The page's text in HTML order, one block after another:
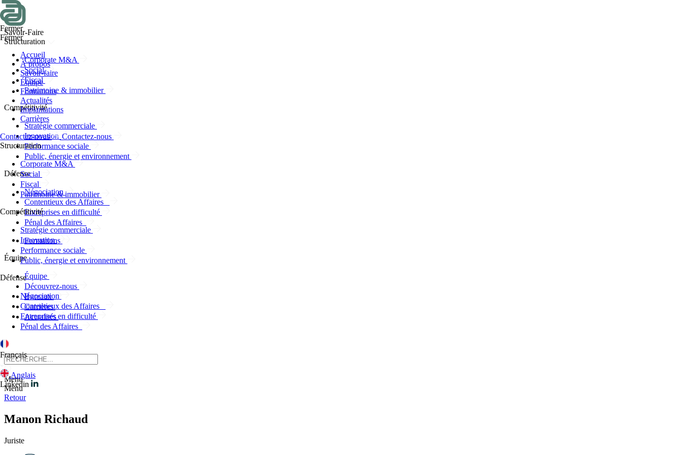
Savoir-Faire
Structuration
Corporate M&A
Social
Fiscal
Patrimoine & immobilier
Compétitivité
Stratégie commerciale
Innovation
Performance sociale
Public, énergie et environnement
Défense
Négociation
Contentieux des Affaires
Entreprises en difficulté
Pénal des Affaires
Formations
Équipe
Équipe
Découvrez-nous
Bureaux
Carrières
Actualités
Menu
Menu
Fermer
Fermer
Accueil
À propos
Savoir-faire
Équipe
Formations
Actualités
Implantations
Carrières
Contactez-nous
Contactez-nous
Structuration
Corporate M&A
Social
Fiscal
Patrimoine & immobilier
Compétitivité
Stratégie commerciale
Innovation
Performance sociale
Public, énergie et environnement
Défense
Négociation
Contentieux des Affaires
Entreprises en difficulté
Pénal des Affaires
Français
Anglais
Linkedin
Retour
Manon Richaud
Juriste